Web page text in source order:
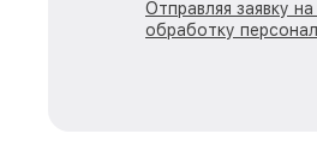
Отправляя заявку
обработку